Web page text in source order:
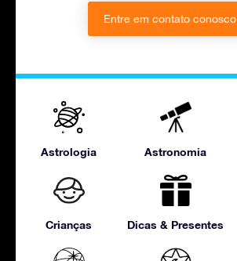
Entre em contato conosco
Astrologia Astronomia
Crianças Dicas & Presentes